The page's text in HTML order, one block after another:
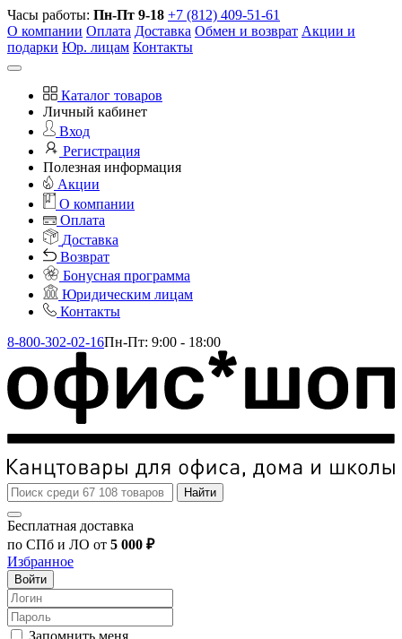
Часы работы: Пн-Пт 9-18 +7 (812) 409-51-61
О компании Оплата Доставка Обмен и возврат Акции и
подарки Юр. лицам Контакты
Каталог товаров
Личный кабинет
Вход
Регистрация
Полезная информация
Акции
О компании
Оплата
Доставка
Возврат
Бонусная программа
Юридическим лицам
Контакты
8-800-302-02-16Пн-Пт: 9:00 - 18:00
Найти
Бесплатная доставка
по СПб и ЛО от 5 000 ₽
Избранное
Войти